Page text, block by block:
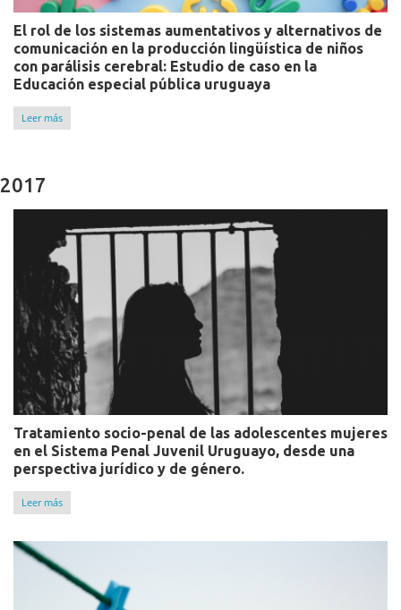
El rol de los sistemas aumentativos y alternativos de
comunicación en la producción lingüística de niños
con parálisis cerebral: Estudio de caso en la
Educación especial pública uruguaya
Leer más
2017
Tratamiento socio-penal de las adolescentes mujeres
en el Sistema Penal Juvenil Uruguayo, desde una
perspectiva jurídico y de género.
Leer más